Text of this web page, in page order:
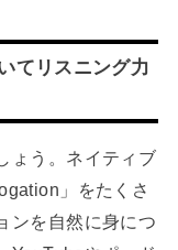
てリスニング力
ょう。ネイティブ
」をたくさ
ンを自然に身につ